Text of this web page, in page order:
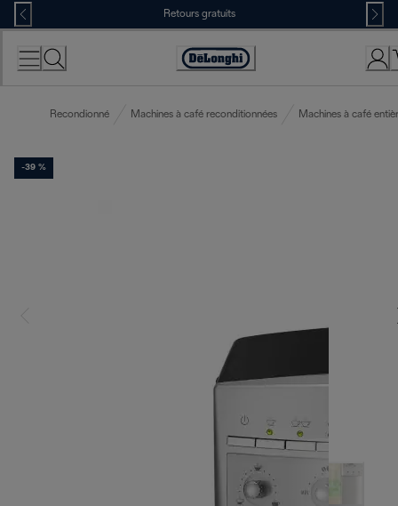
Skip
to
Content
Retours gratuits
Déclaration
Recondionné Machines à café reconditionnées Machines à café
-39 %